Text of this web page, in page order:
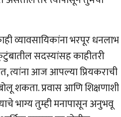
व्यावसायिकांना भरपूर धनलाभ
सदस्यांसह काहीतरी
त्यांना आज आपल्या प्रियकराची
शकता. प्रवास आणि शिक्षणाशी
भाग्य तुम्ही मनापासून अनुभवू